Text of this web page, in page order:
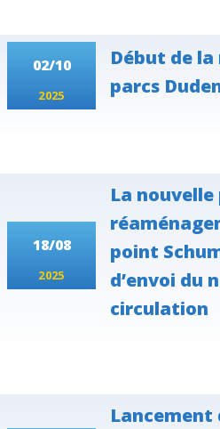
02/10
2025
Début de
parcs
18/08
2025
La nouvelle
point
d’envoi du
circulation
Lancement